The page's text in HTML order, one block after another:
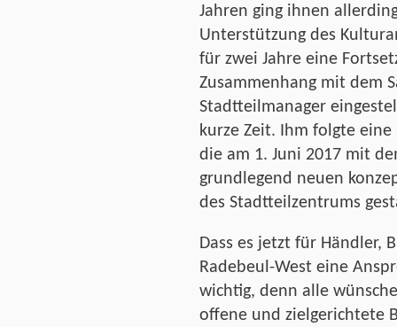
Jahren ging ihnen
Unterstützung des
für zwei Jahre eine
Zusammenhang mit dem
Stadtteilmanager
kurze Zeit. Ihm folgte
die am 1. Juni 2017 mit
grundlegend neuen
des Stadtteilzentrums
Dass es jetzt für Händler,
Radebeul-West eine
wichtig, denn alle
offene und zielgerichtete